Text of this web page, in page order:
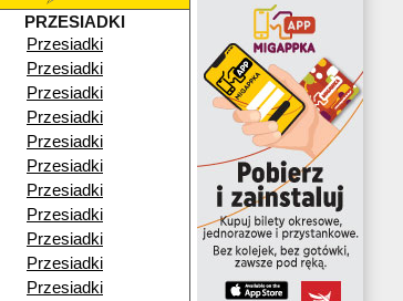
PRZESIADKI
Przesiadki
Przesiadki
Przesiadki
Przesiadki
Przesiadki
Przesiadki
Przesiadki
Przesiadki
Przesiadki
Przesiadki
Przesiadki